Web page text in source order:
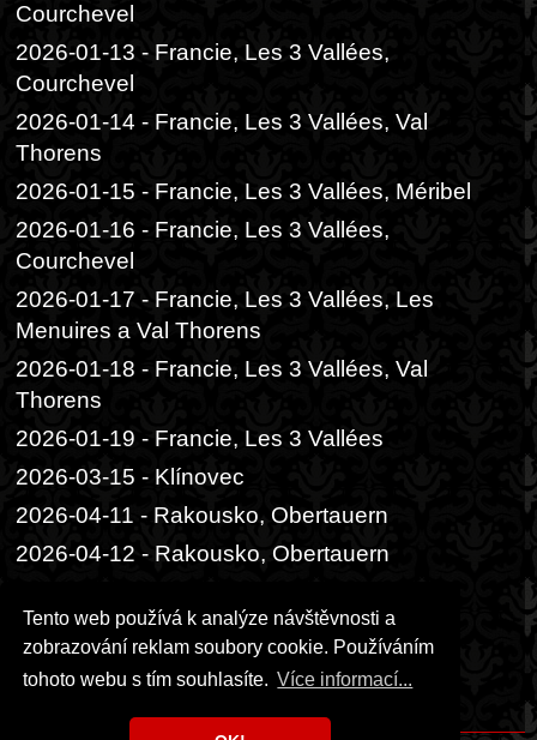
Tento web používá k analýze návštěvnosti a
zobrazování reklam soubory cookie. Používáním
tohoto webu s tím souhlasíte. Více informací...
Courchevel
2026-01-13 - Francie, Les 3 Vallées,
Courchevel
2026-01-14 - Francie, Les 3 Vallées, Val
Thorens
2026-01-15 - Francie, Les 3 Vallées, Méribel
2026-01-16 - Francie, Les 3 Vallées,
Courchevel
2026-01-17 - Francie, Les 3 Vallées, Les
Menuires a Val Thorens
2026-01-18 - Francie, Les 3 Vallées, Val
Thorens
2026-01-19 - Francie, Les 3 Vallées
2026-03-15 - Klínovec
2026-04-11 - Rakousko, Obertauern
2026-04-12 - Rakousko, Obertauern
Brzobohatého
2026-06-06 - Praha, Festival ambasád